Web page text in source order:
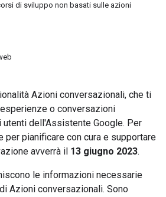
di sviluppo non basati sulle azioni
Azioni conversazionali, che ti
o conversazioni
dell'Assistente Google. Per
per pianificare con cura e supportare
avverrà il 13 giugno 2023.
le informazioni necessarie
Azioni conversazionali. Sono